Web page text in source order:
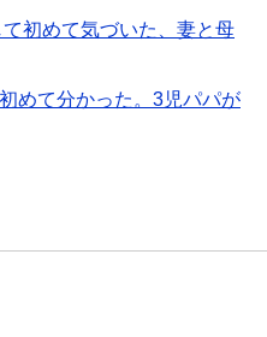
初めて気づいた、妻と母
めて分かった。3児パパが